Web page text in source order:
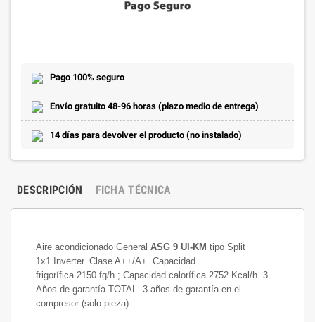
Pago 100% seguro
Envío gratuito 48-96 horas (plazo medio de entrega)
14 días para devolver el producto (no instalado)
DESCRIPCIÓN FICHA TÉCNICA
Aire acondicionado General ASG 9 UI-KM tipo Split
1x1 Inverter. Clase A++/A+. Capacidad
frigorífica 2150 fg/h.; Capacidad calorífica 2752 Kcal/h. 3
Años de garantía TOTAL. 3 años de garantía en el
compresor (solo pieza)